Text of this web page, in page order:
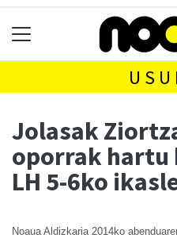
Jolasak
oporrak
LH 5-6ko
Noaua Aldizkaria 2014ko